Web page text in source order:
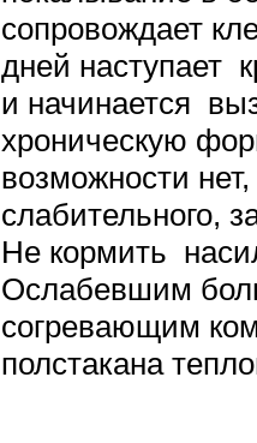
сопровождает
дней наступает
и начинается
хроническую
возможности
слабительного,
Не кормить
Ослабевшим
согревающим
полстакана